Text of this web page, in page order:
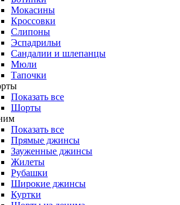
Мокасины
Кроссовки
Слипоны
Эспадрильи
Сандалии и шлепанцы
Мюли
Тапочки
Показать все
Шорты
Показать все
Прямые джинсы
Зауженные джинсы
Жилеты
Рубашки
Широкие джинсы
Куртки